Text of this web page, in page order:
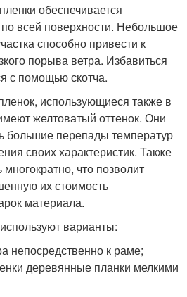
обеспечивается
всей поверхности. Небольшое
способно привести к
порыва ветра. Избавиться
с помощью скотча.
использующиеся также в
желтоватый оттенок. Они
большие перепады температур
своих характеристик. Также
что позволит
их стоимость
материала.
варианты:
непосредственно к раме;
деревянные планки мелкими